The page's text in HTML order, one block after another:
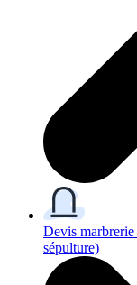
Devis marbrerie
sépulture)